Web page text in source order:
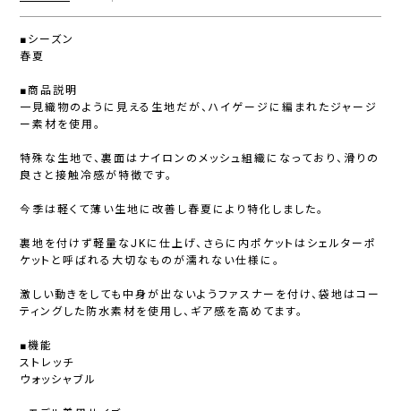
■シーズン
春夏
■商品説明
一見織物のように見える生地だが、ハイゲージに編まれたジャージ
ー素材を使用。
特殊な生地で、裏面はナイロンのメッシュ組織になっており、滑りの
良さと接触冷感が特徴です。
今季は軽くて薄い生地に改善し春夏により特化しました。
裏地を付けず軽量なJKに仕上げ、さらに内ポケットはシェルターポ
ケットと呼ばれる大切なものが濡れない仕様に。
激しい動きをしても中身が出ないようファスナーを付け、袋地はコー
ティングした防水素材を使用し、ギア感を高めてます。
■機能
ストレッチ
ウォッシャブル